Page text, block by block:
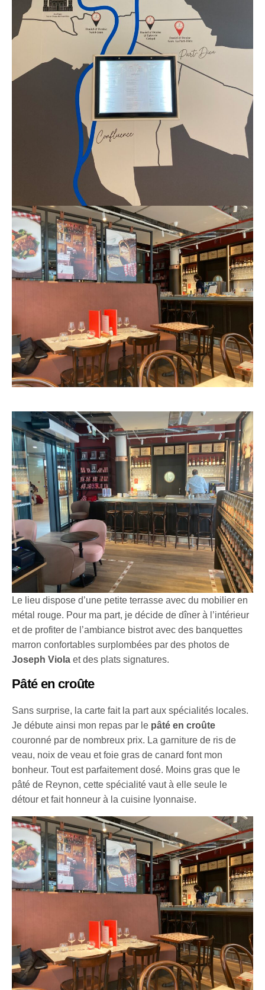
Le lieu dispose d’une petite terrasse avec du mobilier en
métal rouge. Pour ma part, je décide de dîner à l’intérieur
et de profiter de l’ambiance bistrot avec des banquettes
marron confortables surplombées par des photos de
Joseph Viola et des plats signatures.
Pâté en croûte
Sans surprise, la carte fait la part aux spécialités locales.
Je débute ainsi mon repas par le pâté en croûte
couronné par de nombreux prix. La garniture de ris de
veau, noix de veau et foie gras de canard font mon
bonheur. Tout est parfaitement dosé. Moins gras que le
pâté de Reynon, cette spécialité vaut à elle seule le
détour et fait honneur à la cuisine lyonnaise.